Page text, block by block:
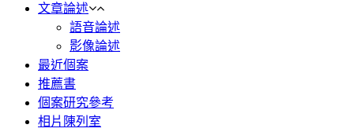
文章論述
語音論述
影像論述
最近個案
推薦書
個案研究參考
相片陳列室